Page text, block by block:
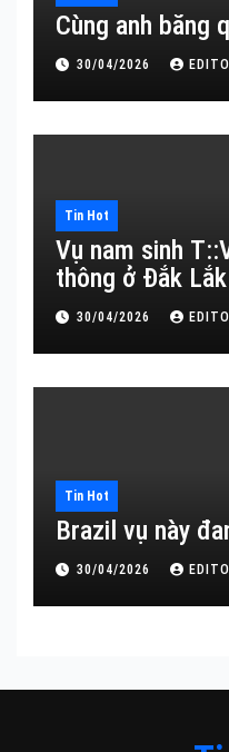
Cùng anh băng
30/04/2026
Tin Hot
Vụ nam sinh
thông ở Đắk Lắk
30/04/2026
Tin Hot
Brazil vụ này
30/04/2026